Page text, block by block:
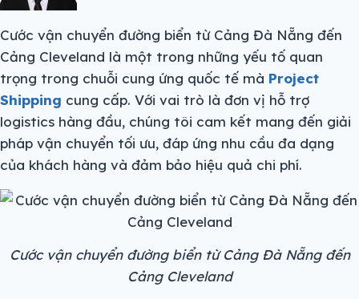
Cước vận chuyển đường biển từ Cảng Đà Nẵng đến
Cảng Cleveland là một trong những yếu tố quan
trọng trong chuỗi cung ứng quốc tế mà Project
Shipping cung cấp. Với vai trò là đơn vị hỗ trợ
logistics hàng đầu, chúng tôi cam kết mang đến giải
pháp vận chuyển tối ưu, đáp ứng nhu cầu đa dạng
của khách hàng và đảm bảo hiệu quả chi phí.
Cước vận chuyển đường biển từ Cảng Đà Nẵng đến
Cảng Cleveland